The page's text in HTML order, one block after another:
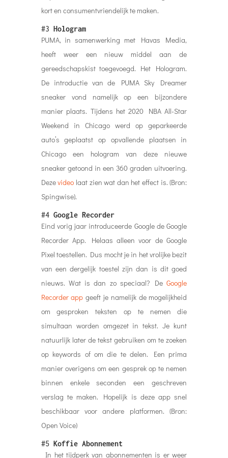
kort en consumentvriendelijk te maken.
#3 Hologram
PUMA, in samenwerking met Havas Media,
heeft weer een nieuw middel aan de
gereedschapskist toegevoegd. Het Hologram.
De introductie van de PUMA Sky Dreamer
sneaker vond namelijk op een bijzondere
manier plaats. Tijdens het 2020 NBA All-Star
Weekend in Chicago werd op geparkeerde
auto’s geplaatst op opvallende plaatsen in
Chicago een hologram van deze nieuwe
sneaker getoond in een 360 graden uitvoering.
Dezevideo laat zien wat dan het effect is. (Bron:
Spingwise).
#4 Google Recorder
Eind vorig jaar introduceerde Google de Google
Recorder App. Helaas alleen voor de Google
Pixel toestellen. Dus mocht je in het vrolijke bezit
van een dergelijk toestel zijn dan is dit goed
nieuws. Wat is dan zo speciaal? DeGoogle
Recorder app geeft je namelijk de mogelijkheid
om gesproken teksten op te nemen die
simultaan worden omgezet in tekst. Je kunt
natuurlijk later de tekst gebruiken om te zoeken
op keywords of om die te delen. Een prima
manier overigens om een gesprek op te nemen
binnen enkele seconden een geschreven
verslag te maken. Hopelijk is deze app snel
beschikbaar voor andere platformen. (Bron:
Open Voice)
#5 Koffie Abonnement
In het tijdperk van abonnementen is er weer